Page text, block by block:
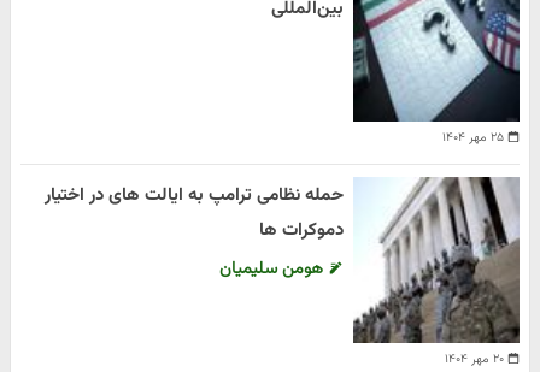
۲۵ مهر ۱۴۰۴
بین‌المللی
۲۰ مهر ۱۴۰۴
حمله نظامی ترامپ به ایالت های در اختیار
دموکرات ها
هومن سلیمیان